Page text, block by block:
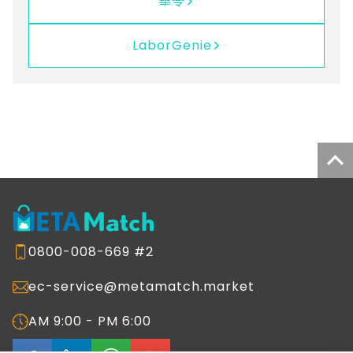
LaborGenie
0800-008-669 #2
ec-service@metamatch.market
AM 9:00 - PM 6:00